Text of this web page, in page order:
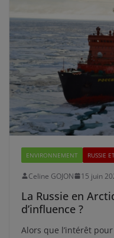
ENVIRONNEMENT RUSSIE
Celine GOJON 15 juin
La Russie en
d’influence ?
Alors que l’intérêt